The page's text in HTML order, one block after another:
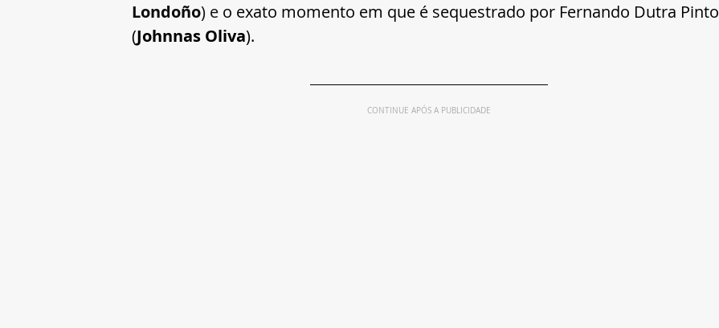
Londoño) e o exato momento em que é sequestrado por Fernando Dutra Pinto
(Johnnas Oliva).
CONTINUE APÓS A PUBLICIDADE